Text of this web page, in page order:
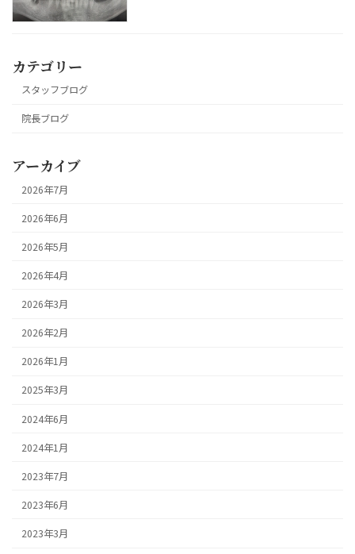
カテゴリー
スタッフブログ
院長ブログ
アーカイブ
2026年7月
2026年6月
2026年5月
2026年4月
2026年3月
2026年2月
2026年1月
2025年3月
2024年6月
2024年1月
2023年7月
2023年6月
2023年3月